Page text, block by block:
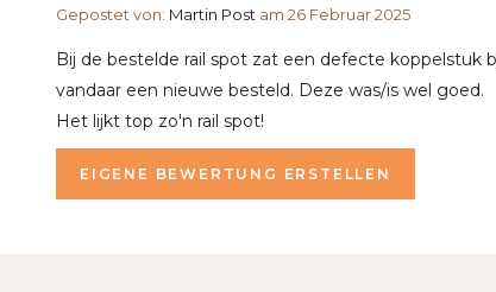
Gepostet von: Martin Post am 26 Februar 2025
Bij de bestelde rail spot zat een defecte koppelstuk
vandaar een nieuwe besteld. Deze was/is wel goed.
Het lijkt top zo'n rail spot!
EIGENE BEWERTUNG ERSTELLEN